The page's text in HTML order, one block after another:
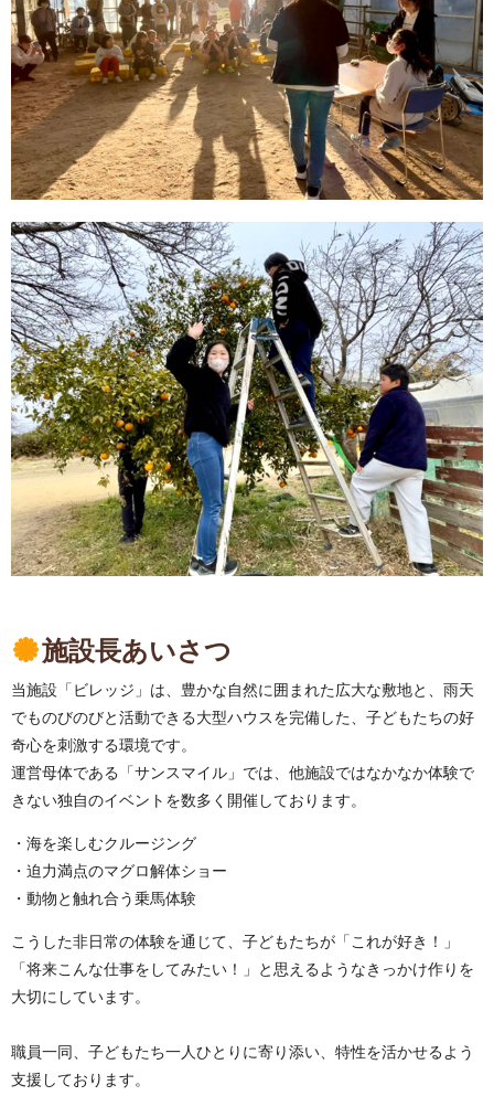
施設長あいさつ
当施設「ビレッジ」は、豊かな自然に囲まれた広大な敷地と、雨天
でものびのびと活動できる大型ハウスを完備した、子どもたちの好
奇心を刺激する環境です。
運営母体である「サンスマイル」では、他施設ではなかなか体験で
きない独自のイベントを数多く開催しております。
海を楽しむクルージング
迫力満点のマグロ解体ショー
動物と触れ合う乗馬体験
こうした非日常の体験を通じて、子どもたちが「これが好き！」
「将来こんな仕事をしてみたい！」と思えるようなきっかけ作りを
大切にしています。
職員一同、子どもたち一人ひとりに寄り添い、特性を活かせるよう
支援しております。